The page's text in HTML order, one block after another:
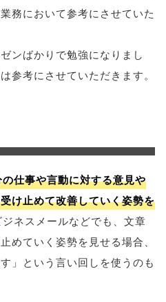
務において参考にさせていた
ンばかりで勉強になりまし
参考にさせていただきます。
仕事や言動に対する意見や
け止めて改善していく姿勢を
ジネスメールなどでも、文章
めていく姿勢を見せる場合、
」という言い回しを使うのも